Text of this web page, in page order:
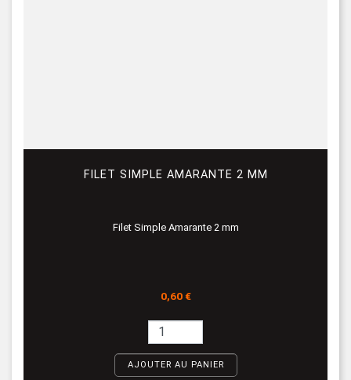
FILET SIMPLE AMARANTE 2 MM
Filet Simple Amarante 2 mm
Prix
0,60 €
AJOUTER AU PANIER